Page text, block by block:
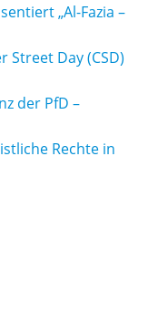
„Al-Fazia –
Day (CSD)
der PfD –
Rechte in